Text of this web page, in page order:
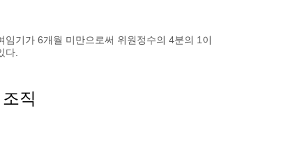
기가 6개월 미만으로써 위원정수의 4분의 1이
다.
직